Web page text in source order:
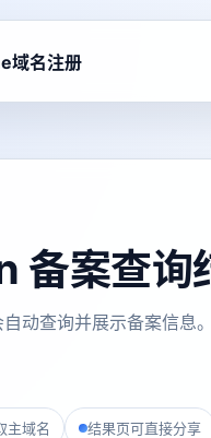
域名注册
案查询
动查询并展示备案信息。
主域名 结果页可直接分享